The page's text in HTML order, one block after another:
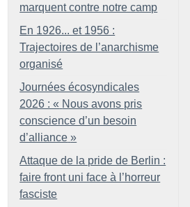
marquent contre notre camp
En 1926... et 1956 :
Trajectoires de l’anarchisme
organisé
Journées écosyndicales
2026 : « Nous avons pris
conscience d’un besoin
d’alliance »
Attaque de la pride de Berlin :
faire front uni face à l’horreur
fasciste